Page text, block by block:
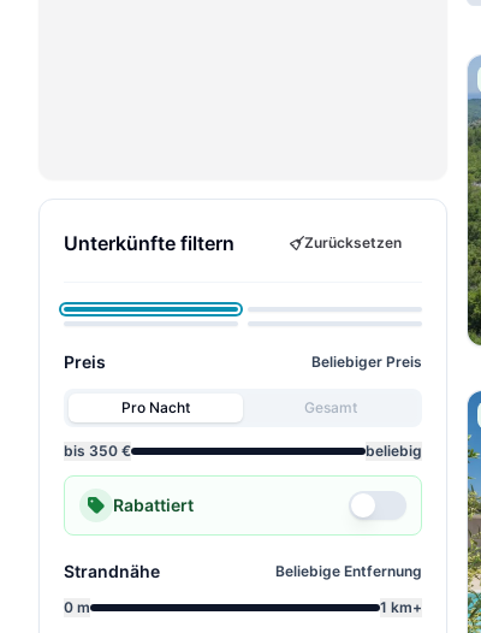
Karte
Unterkünfte filtern Zurücksetzen
Kinderfreundlich
Preis Beliebiger Preis
Pro Nacht Gesamt
bis 350 € beliebig
Rabattiert
Strandnähe
Beliebige Entfernung
0 m
1 km+